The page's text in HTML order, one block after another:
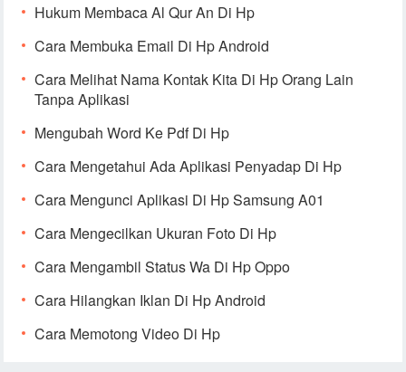
Hukum Membaca Al Qur An Di Hp
Cara Membuka Email Di Hp Android
Cara Melihat Nama Kontak Kita Di Hp Orang Lain
Tanpa Aplikasi
Mengubah Word Ke Pdf Di Hp
Cara Mengetahui Ada Aplikasi Penyadap Di Hp
Cara Mengunci Aplikasi Di Hp Samsung A01
Cara Mengecilkan Ukuran Foto Di Hp
Cara Mengambil Status Wa Di Hp Oppo
Cara Hilangkan Iklan Di Hp Android
Cara Memotong Video Di Hp